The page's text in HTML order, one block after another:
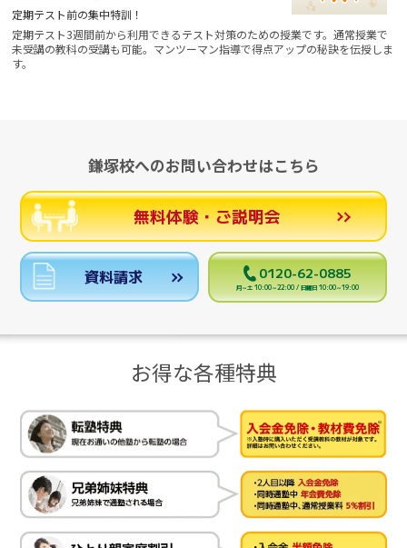
定期テスト前の集中特訓！
定期テスト3週間前から利用できるテスト対策のための授業です。通常授業で
未受講の教科の受講も可能。マンツーマン指導で得点アップの秘訣を伝授しま
す。
鎌塚校へのお問い合わせはこちら
無料体験・ご説明会
資料請求 0120-62-0885
月～土 10:00～22:00 / 日曜日 10:00～19:00
お得な各種特典